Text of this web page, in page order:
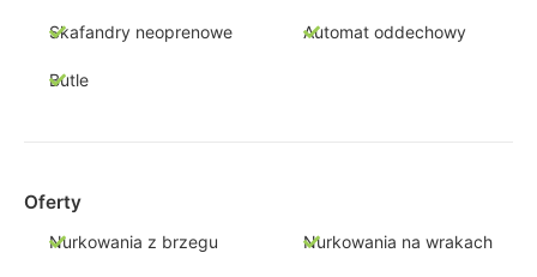
Skafandry neoprenowe Automat oddechowy
Butle
Oferty
Nurkowania z brzegu Nurkowania na wrakach